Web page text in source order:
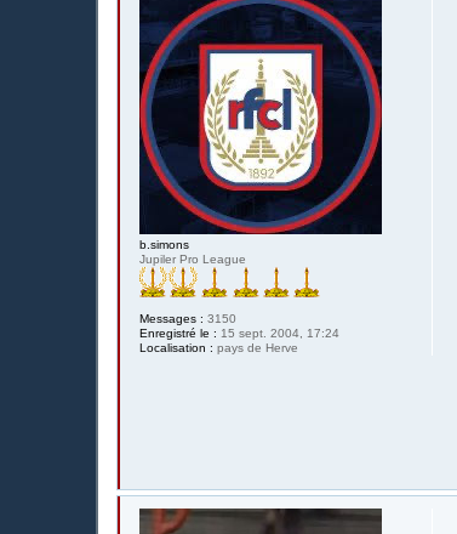
b.simons
Jupiler Pro League
Messages : 3150
Enregistré le : 15 sept. 2004, 17:24
Localisation : pays de Herve